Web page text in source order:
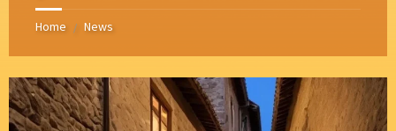
Home / News